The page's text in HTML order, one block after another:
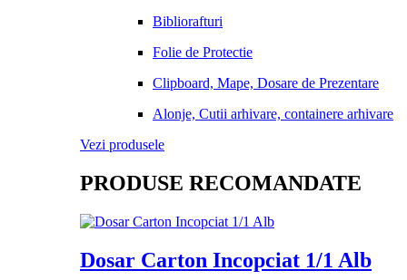
Bibliorafturi
Folie de Protectie
Clipboard, Mape, Dosare de Prezentare
Alonje, Cutii arhivare, containere arhivare
Vezi produsele
PRODUSE RECOMANDATE
Dosar Carton Incopciat 1/1 Alb